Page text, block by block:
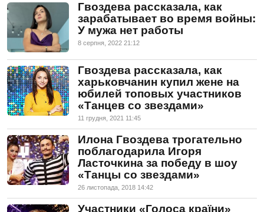
Гвоздева рассказала, как
зарабатывает во время войны:
У мужа нет работы
8 серпня, 2022 21:12
Гвоздева рассказала, как
харьковчанин купил жене на
юбилей топовых участников
«Танцев со звездами»
11 грудня, 2021 11:45
Илона Гвоздева трогательно
поблагодарила Игоря
Ласточкина за победу в шоу
«Танцы со звездами»
26 листопада, 2018 14:42
Участники «Голоса країни»